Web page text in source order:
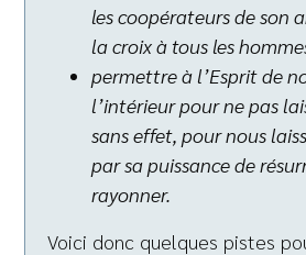
les coopérateurs de son
la croix à tous les
permettre à l’Esprit de
l’intérieur pour ne pas
sans effet, pour nous
par sa puissance de
rayonner.
Voici donc quelques pistes